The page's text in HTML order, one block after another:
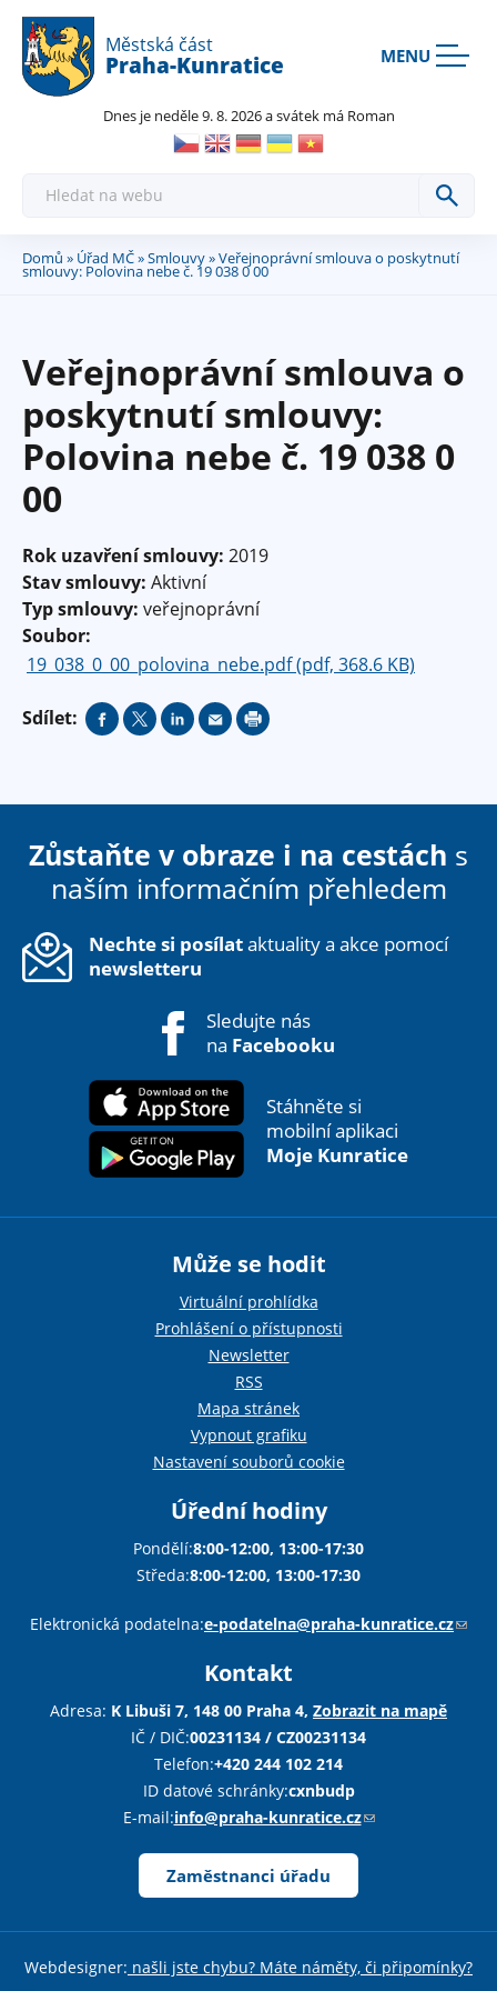
Městská část
Praha-Kunratice
Dnes je neděle 9. 8. 2026 a svátek má Roman
a
t
MENU
Jste
Domů » Úřad MČ»Smlouvy» Veřejnoprávní smlouva o poskytnutí
smlouvy: Polovina nebe č. 19 038 0 00
Veřejnoprávní smlouva o
poskytnutí smlouvy:
Polovina nebe č. 19 038 0
00
Rok uzavření smlouvy: 2019
Stav smlouvy: Aktivní
Typ smlouvy: veřejnoprávní
Soubor:
19_038_0_00_polovina_nebe.pdf (pdf, 368.6 KB)
Sdílet:
Zůstaňte v obraze i na cestách s
naším informačním přehledem
Nechte si posílataktuality a akce pomocí
newsletteru
Sledujte nás
na Facebooku
Stáhněte si
mobilní aplikaci
Moje Kunratice
Může se hodit
Virtuální prohlídka
Prohlášení o přístupnosti
Newsletter
RSS
Mapa stránek
Vypnout grafiku
Nastavení souborů cookie
Úřední hodiny
Pondělí:8:00-12:00, 13:00-17:30
Středa:8:00-12:00, 13:00-17:30
Elektronická podatelna:e-podatelna@praha-kunratice.cz(
-
Kontakt
Adresa: K Libuši 7, 148 00 Praha 4, Zobrazit na mapě
IČ / DIČ:00231134 / CZ00231134
Telefon:+420 244 102 214
ID datové schránky:cxnbudp
E-mail:info@praha-kunratice.cz(
o
Zaměstnanci úřadu
Webdesigner: našli jste chybu? Máte náměty, či připomínky?